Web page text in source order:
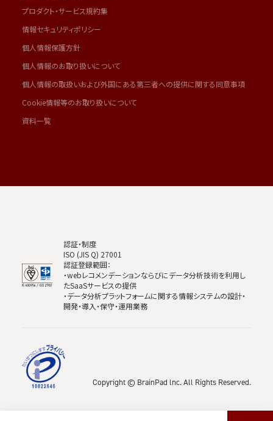
プロダクト・サービス規約集
情報セキュリティポリシー
個人情報保護方針
個人情報のお取り扱いについて
個人情報の取扱いおよび外国にある第三者への提供に関する同意事項
Cookie情報等のお取り扱いについて
資料一覧
認証・制度
ISO (JIS Q) 27001
認証登録範囲：
・webレコメンデーションならびにデータ分析技術を利用し
たSaaSサービスの提供
・データ分析プラットフォームに関する情報システムの設計・
開発・導入・保守・運用業務
Copyright © BrainPad lnc. All Rights Reserved.